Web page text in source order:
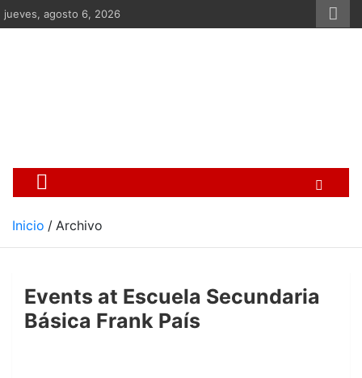
Saltar
al
jueves, agosto 6, 2026
Inicio Archivo
Events at Escuela Secundaria
Básica Frank País